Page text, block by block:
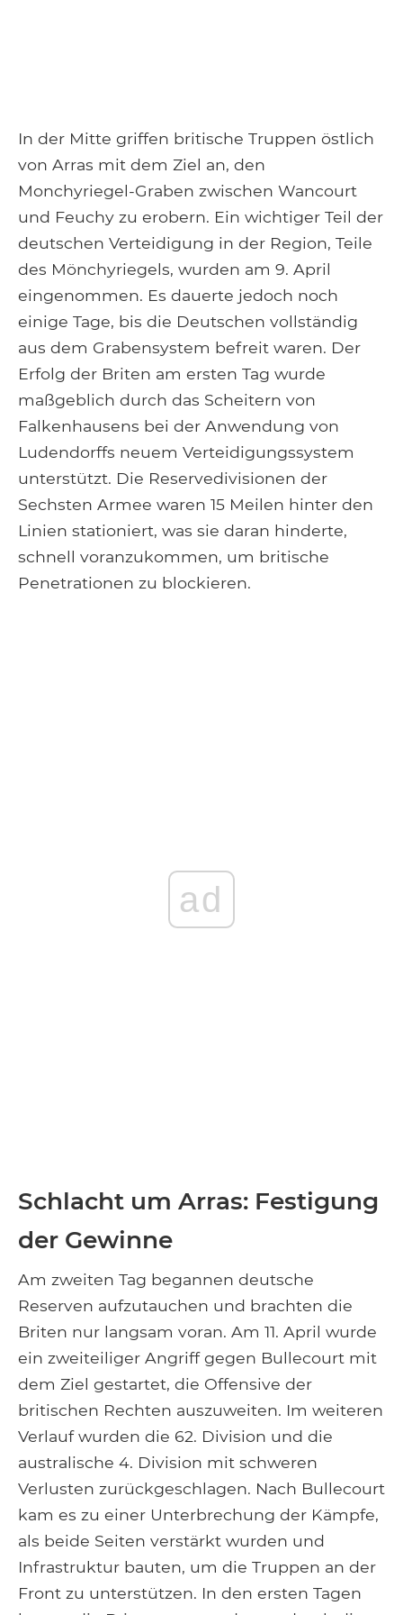
In der Mitte griffen britische Truppen östlich
von Arras mit dem Ziel an, den
Monchyriegel-Graben zwischen Wancourt
und Feuchy zu erobern. Ein wichtiger Teil der
deutschen Verteidigung in der Region, Teile
des Mönchyriegels, wurden am 9. April
eingenommen. Es dauerte jedoch noch
einige Tage, bis die Deutschen vollständig
aus dem Grabensystem befreit waren. Der
Erfolg der Briten am ersten Tag wurde
maßgeblich durch das Scheitern von
Falkenhausens bei der Anwendung von
Ludendorffs neuem Verteidigungssystem
unterstützt. Die Reservedivisionen der
Sechsten Armee waren 15 Meilen hinter den
Linien stationiert, was sie daran hinderte,
schnell voranzukommen, um britische
Penetrationen zu blockieren.
ad
Schlacht um Arras: Festigung
der Gewinne
Am zweiten Tag begannen deutsche
Reserven aufzutauchen und brachten die
Briten nur langsam voran. Am 11. April wurde
ein zweiteiliger Angriff gegen Bullecourt mit
dem Ziel gestartet, die Offensive der
britischen Rechten auszuweiten. Im weiteren
Verlauf wurden die 62. Division und die
australische 4. Division mit schweren
Verlusten zurückgeschlagen. Nach Bullecourt
kam es zu einer Unterbrechung der Kämpfe,
als beide Seiten verstärkt wurden und
Infrastruktur bauten, um die Truppen an der
Front zu unterstützen. In den ersten Tagen